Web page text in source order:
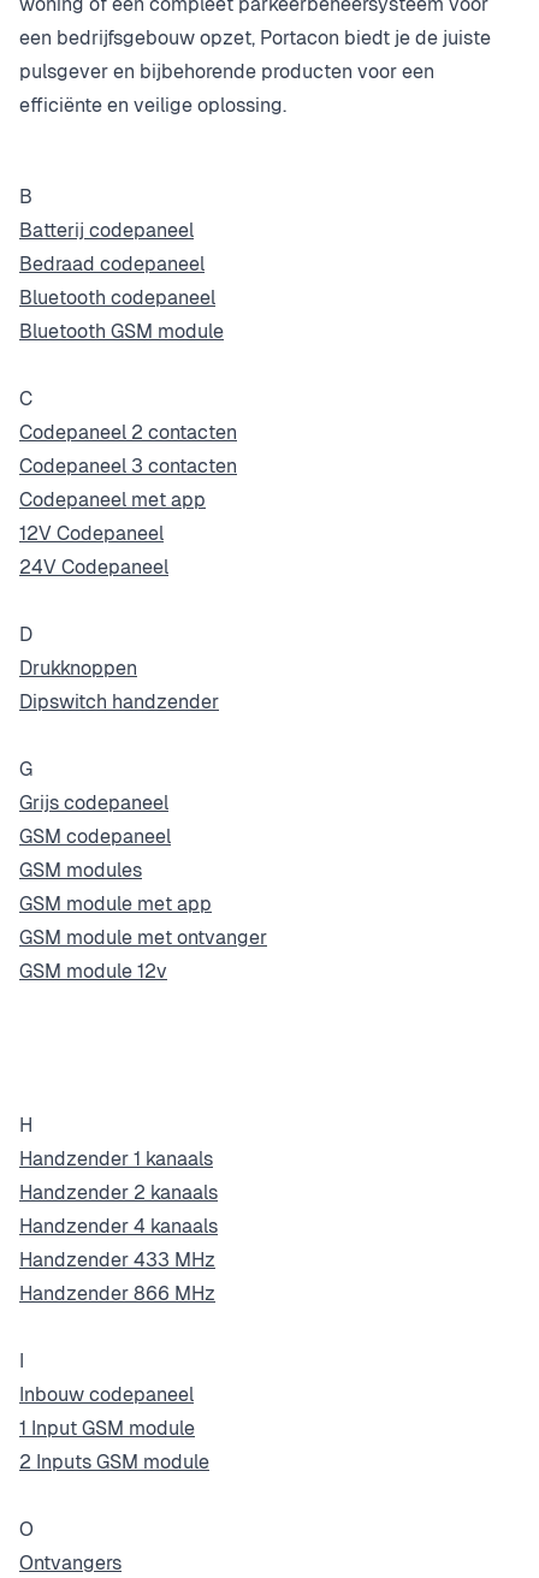
een bedrijfsgebouw opzet, Portacon biedt je de juiste
pulsgever en bijbehorende producten voor een
efficiënte en veilige oplossing.
B
Batterij codepaneel
Bedraad codepaneel
Bluetooth codepaneel
Bluetooth GSM module
C
Codepaneel 2 contacten
Codepaneel 3 contacten
Codepaneel met app
12V Codepaneel
24V Codepaneel
D
Drukknoppen
Dipswitch handzender
G
Grijs codepaneel
GSM codepaneel
GSM modules
GSM module met app
GSM module met ontvanger
GSM module 12v
H
Handzender 1 kanaals
Handzender 2 kanaals
Handzender 4 kanaals
Handzender 433 MHz
Handzender 866 MHz
I
Inbouw codepaneel
1 Input GSM module
2 Inputs GSM module
O
Ontvangers